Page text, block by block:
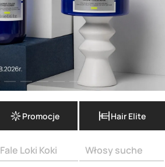
Promocje Hair Elite
Fale Loki Koki Włosy suche